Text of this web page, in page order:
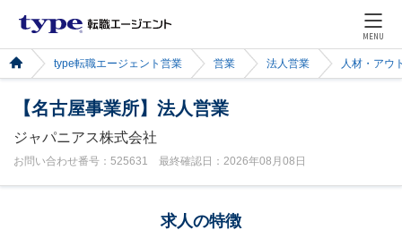
MENU
type転職エージェント営業 営業 法人営業 人材・アウ
【名古屋事業所】法人営業
ジャパニアス株式会社
お問い合わせ番号：525631 最終確認日：2026年08月08日
求人の特徴